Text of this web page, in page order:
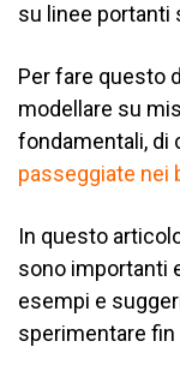
su linee portanti
Per fare questo
modellare su
fondamentali, di
passeggiate nei
In questo
sono importanti
esempi e
sperimentare fin